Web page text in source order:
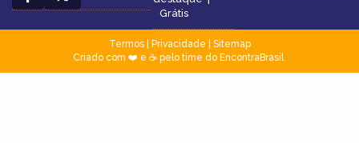
Grátis
Termos| Privacidade
Sitemap
Criado com ❤️ e ☕ pelo time do EncontraBrasil